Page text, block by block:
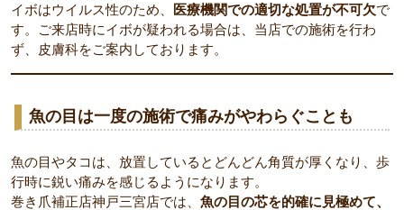
イボはウイルス性のため、
医療機関での適切な処置が不可欠で
す。ご来店時にイボが疑われる場合は、当店での施術を行わ
ず、皮膚科をご案内しております。
魚の目は一度の施術で痛みがやわらぐことも
魚の目やタコは、放置しているとどんどん角質が厚くなり、歩
行時に鋭い痛みを感じるようになります。
巻き爪補正店神戸三宮店では、 魚の目の芯を的確に見極めて、